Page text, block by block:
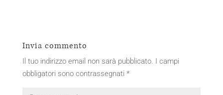
Invia commento
Il tuo indirizzo email non sarà pubblicato. I campi
obbligatori sono contrassegnati *